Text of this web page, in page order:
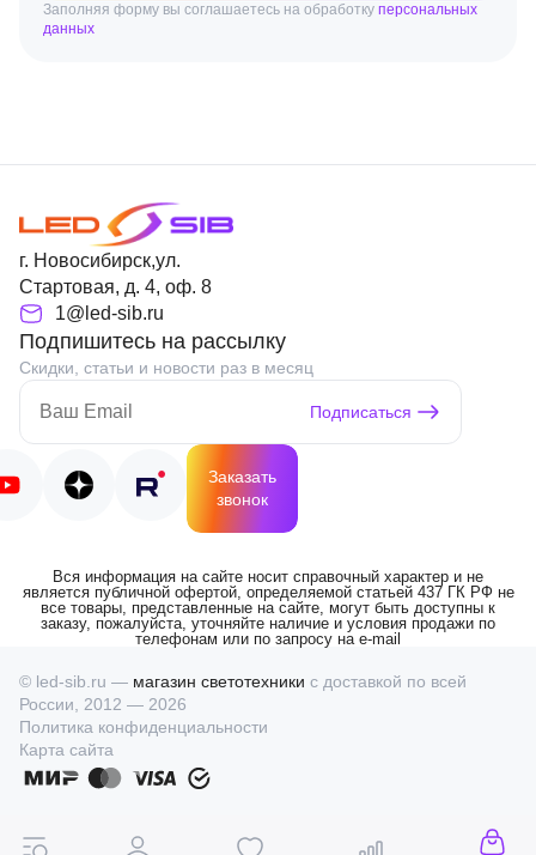
Заполняя форму вы соглашаетесь на обработку персональных
данных
г. Новосибирск,ул.
Стартовая, д. 4, оф. 8
1@led-sib.ru
Подпишитесь на рассылку
Скидки, статьи и новости раз в месяц
Подписаться
Заказать
звонок
Вся информация на сайте носит справочный характер и не
является публичной офертой, определяемой статьей 437 ГК РФ не
все товары, представленные на сайте, могут быть доступны к
заказу, пожалуйста, уточняйте наличие и условия продажи по
телефонам или по запросу на e-mail
© led-sib.ru — магазин светотехники с доставкой по всей
России, 2012 — 2026
Политика конфиденциальности
Карта сайта